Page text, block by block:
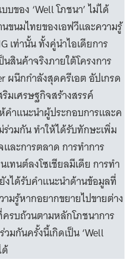
บของ ‘Well โภชนา’ ไม่ได้
ขนมไทยของเอฟวีและความรู้
เท่านั้น ทั้งคู่นำไอเดียการ
สินค้าจริงภายใต้โครงการ
ผนึกกําลังสุดครีเอต อัปเกรด
มเศรษฐกิจสร้างสรรค์
คำแนะนำผู้ประกอบการและค
วมกัน ทำให้ได้รับทักษะเพิ่ม
ละการตลาด การทำการ
ทนต์ลงโซเชียลมีเดีย การทำ
ได้รับคำแนะนำด้านข้อมูลที่
มรู้หากอยากขยายไปขายต่าง
รบถ้วนตามหลักโภชนาการ
มกันครั้งนี้เกิดเป็น ‘Well